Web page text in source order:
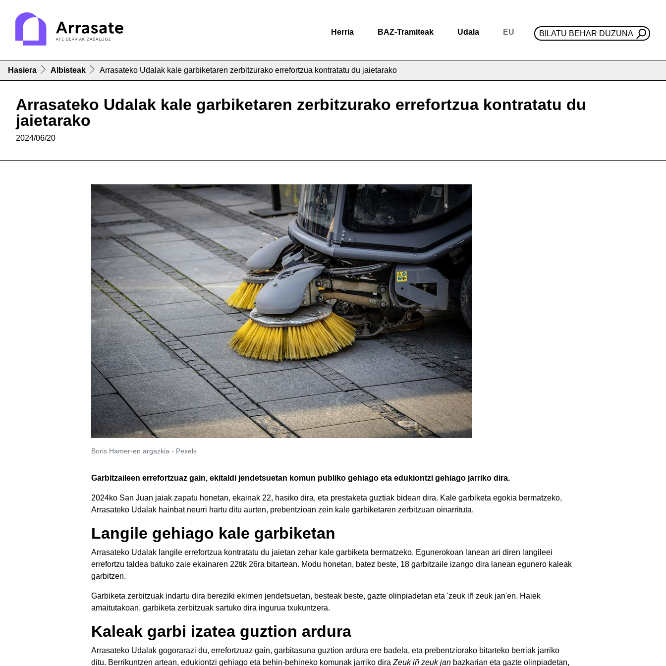
Herria BAZ-Tramiteak Udala EU BILATU BEHAR DUZUNA
Hasiera Albisteak Arrasateko Udalak kale garbiketaren zerbitzurako errefortzua kontratatu du jaietarako
Arrasateko Udalak kale garbiketaren zerbitzurako errefortzua kontratatu du
jaietarako
2024/06/20
Boris Hamer-en argazkia - Pexels
Garbitzaileen errefortzuaz gain, ekitaldi jendetsuetan komun publiko gehiago eta edukiontzi gehiago jarriko dira.
2024ko San Juan jaiak zapatu honetan, ekainak 22, hasiko dira, eta prestaketa guztiak bidean dira. Kale garbiketa egokia bermatzeko,
Arrasateko Udalak hainbat neurri hartu ditu aurten, prebentzioan zein kale garbiketaren zerbitzuan oinarrituta.
Langile gehiago kale garbiketan
Arrasateko Udalak langile errefortzua kontratatu du jaietan zehar kale garbiketa bermatzeko. Egunerokoan lanean ari diren langileei
errefortzu taldea batuko zaie ekainaren 22tik 26ra bitartean. Modu honetan, batez beste, 18 garbitzaile izango dira lanean egunero kaleak
garbitzen.
Garbiketa zerbitzuak indartu dira bereziki ekimen jendetsuetan, besteak beste, gazte olinpiadetan eta 'zeuk iñ zeuk jan'en. Haiek
amaitutakoan, garbiketa zerbitzuak sartuko dira ingurua txukuntzera.
Kaleak garbi izatea guztion ardura
Arrasateko Udalak gogorarazi du, errefortzuaz gain, garbitasuna guztion ardura ere badela, eta prebentziorako bitarteko berriak jarriko
ditu. Berrikuntzen artean, edukiontzi gehiago eta behin-behineko komunak jarriko dira Zeuk iñ zeuk jan bazkarian eta gazte olinpiadetan,